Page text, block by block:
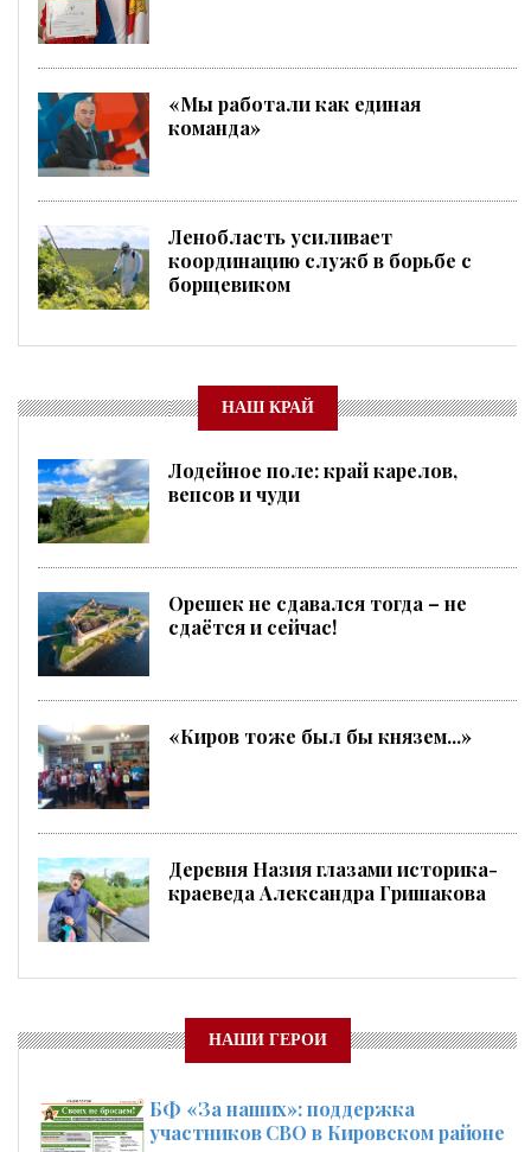
«Мы работали как единая
команда»
Ленобласть усиливает
координацию служб в борьбе с
борщевиком
НАШ КРАЙ
Лодейное поле: край карелов,
вепсов и чуди
Орешек не сдавался тогда – не
сдаётся и сейчас!
«Киров тоже был бы князем...»
Деревня Назия глазами историка-
краеведа Александра Гришакова
НАШИ ГЕРОИ
БФ «За наших»: поддержка
участников СВО в Кировском районе